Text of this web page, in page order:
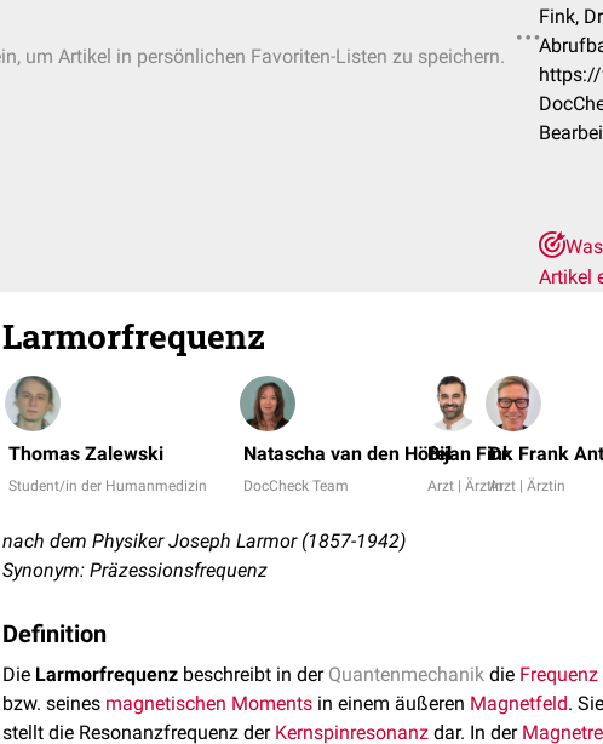
um Artikel in persönlichen Favoriten-Listen zu speichern.
Fink,
Artikel
Larmorfrequenz
Thomas Zalewski
Student/in der Humanmedizin
Natascha van den Höfel
DocCheck Team
Bijan Fink
Arzt | Ärztin
Dr. Frank
Arzt | Ärztin
nach dem Physiker Joseph Larmor (1857-1942)
Synonym: Präzessionsfrequenz
Definition
Die Larmorfrequenz beschreibt in der Quantenmechanik die Frequenz
bzw. seines magnetischen Moments in einem äußeren Magnetfeld.
stellt die Resonanzfrequenz der Kernspinresonanz dar. In der